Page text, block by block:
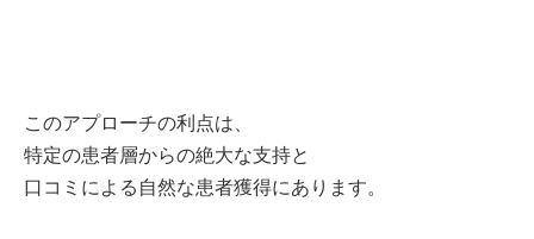
このアプローチの利点は、
特定の患者層からの絶大な支持と
口コミによる自然な患者獲得にあります。